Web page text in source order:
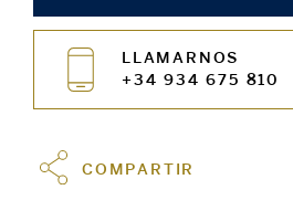
LLAMARNOS
+34 934 675 810
COMPARTIR